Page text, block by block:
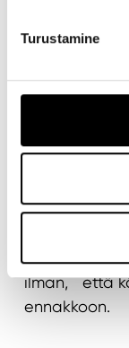
Turustamine
haluat
M Roomissa
ilman, että
ennakkoon.